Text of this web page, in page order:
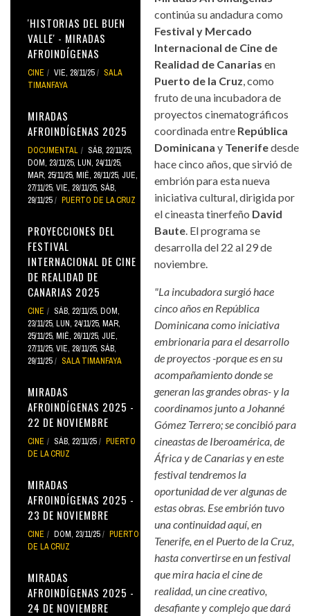
'HISTORIAS DEL BUEN
VALLE' - MIRADAS
AFROINDÍGENAS
CINE VIE, 28/11/25
SALA
TIMANFAYA
MIRADAS
AFROINDÍGENAS 2025
DOCUMENTAL SÁB, 22/11/25,
DOM, 23/11/25, LUN, 24/11/25,
MAR, 25/11/25, MIÉ, 26/11/25, JUE,
27/11/25, VIE, 28/11/25, SÁB,
29/11/25
PUERTO DE LA CRUZ
PROYECCIONES DEL
FESTIVAL
INTERNACIONAL DE CINE
DE REALIDAD DE
CANARIAS 2025
CINE SÁB, 22/11/25, DOM,
23/11/25, LUN, 24/11/25, MAR,
25/11/25, MIÉ, 26/11/25, JUE,
27/11/25, VIE, 28/11/25, SÁB,
29/11/25
SALA TIMANFAYA
MIRADAS
AFROINDÍGENAS 2025 -
22 DE NOVIEMBRE
CINE SÁB, 22/11/25
PUERTO
DE LA CRUZ
MIRADAS
AFROINDÍGENAS 2025 -
23 DE NOVIEMBRE
CINE DOM, 23/11/25
PUERTO
DE LA CRUZ
MIRADAS
AFROINDÍGENAS 2025 -
24 DE NOVIEMBRE
continúa su andadura como
Festival y Mercado
Internacional de Cine de
Realidad de Canariasen
Puerto de la Cruz, como
fruto de una incubadora de
proyectos cinematográficos
coordinada entre República
Dominicanay Tenerifedesde
hace cinco años, que sirvió de
embrión para esta nueva
iniciativa cultural, dirigida por
el cineasta tinerfeño David
Baute. El programa se
desarrolla del 22 al 29 de
noviembre.
"La incubadora surgió hace
cinco años en República
Dominicana como iniciativa
embrionaria para el desarrollo
de proyectos -porque es en su
acompañamiento donde se
generan las grandes obras- y la
coordinamos junto a Johanné
Gómez Terrero; se concibió para
cineastas de Iberoamérica, de
África y de Canarias y en este
festival tendremos la
oportunidad de ver algunas de
estas obras. Ese embrión tuvo
una continuidad aquí, en
Tenerife, en el Puerto de la Cruz,
hasta convertirse en un festival
que mira hacia el cine de
realidad, un cine creativo,
desafiante y complejo que dará